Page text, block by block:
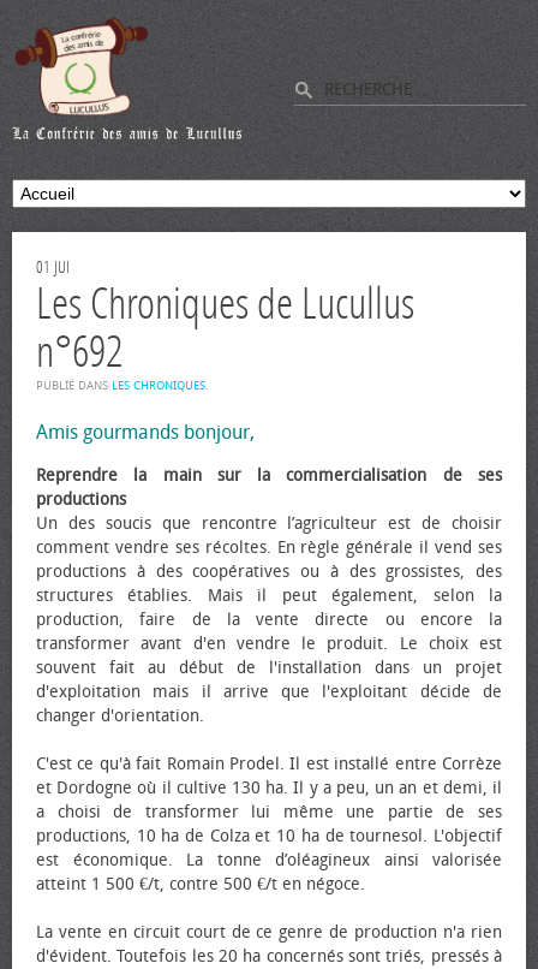
01 JUI
Les Chroniques de Lucullus
n°692
PUBLIÉ DANS LES CHRONIQUES.
Amis gourmands bonjour,
Reprendre la main sur la commercialisation de ses
productions
Un des soucis que rencontre l’agriculteur est de choisir
comment vendre ses récoltes. En règle générale il vend ses
productions à des coopératives ou à des grossistes, des
structures établies. Mais il peut également, selon la
production, faire de la vente directe ou encore la
transformer avant d'en vendre le produit. Le choix est
souvent fait au début de l'installation dans un projet
d'exploitation mais il arrive que l'exploitant décide de
changer d'orientation.
C'est ce qu'à fait Romain Prodel. Il est installé entre Corrèze
et Dordogne où il cultive 130 ha. Il y a peu, un an et demi, il
a choisi de transformer lui même une partie de ses
productions, 10 ha de Colza et 10 ha de tournesol. L'objectif
est économique. La tonne d’oléagineux ainsi valorisée
atteint 1 500 €/t, contre 500 €/t en négoce.
La vente en circuit court de ce genre de production n'a rien
d'évident. Toutefois les 20 ha concernés sont triés, pressés à